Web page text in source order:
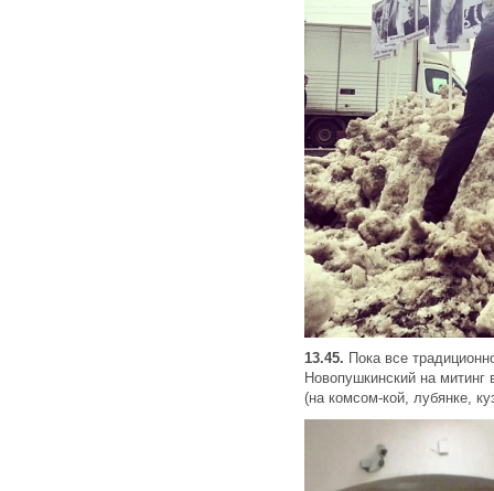
13.45. Пока все
Новопушкинский на
(на комсом-кой, лубянке,